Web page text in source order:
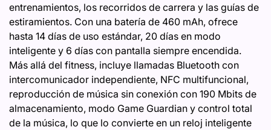
entrenamientos, los recorridos de carrera y las guías de
estiramientos. Con una batería de 460 mAh, ofrece
hasta 14 días de uso estándar, 20 días en modo
inteligente y 6 días con pantalla siempre encendida.
Más allá del fitness, incluye llamadas Bluetooth con
intercomunicador independiente, NFC multifuncional,
reproducción de música sin conexión con 190 Mbits de
almacenamiento, modo Game Guardian y control total
de la música, lo que lo convierte en un reloj inteligente